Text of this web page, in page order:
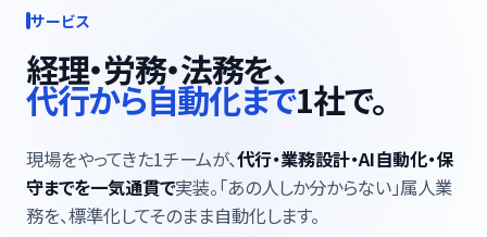
サービス
経理・労務・法務を、
代行から自動化まで1社で。
現場をやってきた1チームが、代行・業務設計・AI自動化・保
守までを一気通貫で実装。「あの人しか分からない」属人業
務を、標準化してそのまま自動化します。